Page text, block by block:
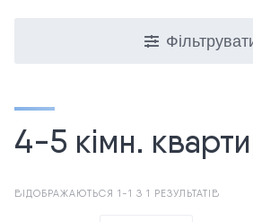
4-5 кімн.
ВІДОБРАЖАЮТЬСЯ 1-1 З 1 РЕЗУЛЬТАТІВ